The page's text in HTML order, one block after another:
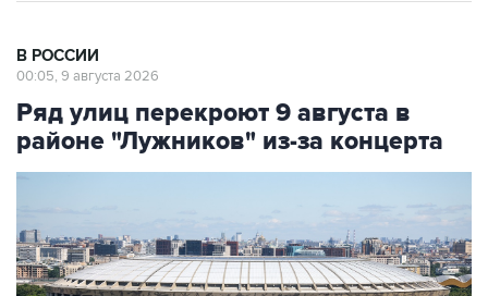
Ряд улиц перекроют 9 августа в
районе "Лужников" из-за концерта